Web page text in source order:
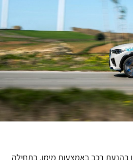
בהנעת רכב באמצעות מימן, בתחילה